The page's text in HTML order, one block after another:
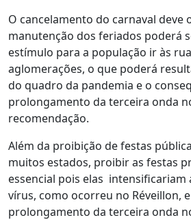
O cancelamento do carnaval deve
manutenção dos feriados poderá
estímulo para a população ir às
aglomerações, o que poderá
do quadro da pandemia e o
prolongamento da terceira onda
recomendação.
Além da proibição de festas
muitos estados, proibir as festas
essencial pois elas intensificariam
vírus, como ocorreu no Réveillon,
prolongamento da terceira onda